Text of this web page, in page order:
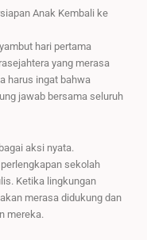
Anak Kembali ke
hari pertama
yang merasa
harus ingat bahwa
jawab bersama seluruh
aksi nyata.
sekolah
Ketika lingkungan
merasa didukung dan
mereka.